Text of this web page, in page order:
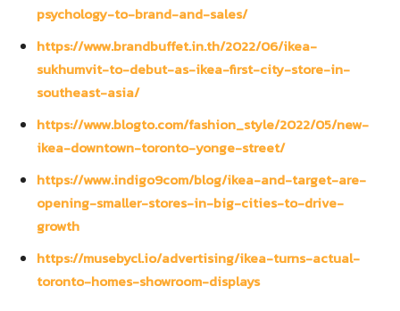
psychology-to-brand-and-sales/
https://www.brandbuffet.in.th/2022/06/ikea-
sukhumvit-to-debut-as-ikea-first-city-store-in-
southeast-asia/
https://www.blogto.com/fashion_style/2022/05/new-
ikea-downtown-toronto-yonge-street/
https://www.indigo9com/blog/ikea-and-target-are-
opening-smaller-stores-in-big-cities-to-drive-
growth
https://musebycl.io/advertising/ikea-turns-actual-
toronto-homes-showroom-displays